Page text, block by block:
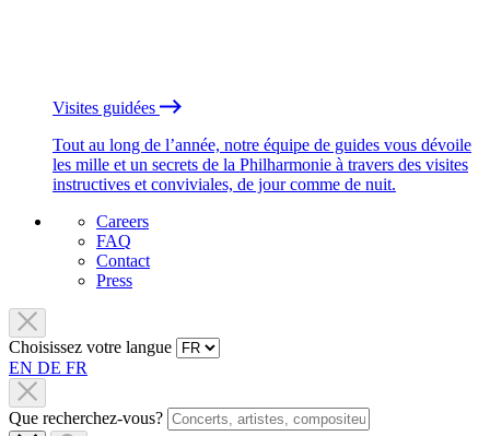
Visites guidées
Tout au long de l’année, notre équipe de guides vous dévoile
les mille et un secrets de la Philharmonie à travers des visites
instructives et conviviales, de jour comme de nuit.
Careers
FAQ
Contact
Press
Choisissez votre langue
EN DE FR
Que recherchez-vous?